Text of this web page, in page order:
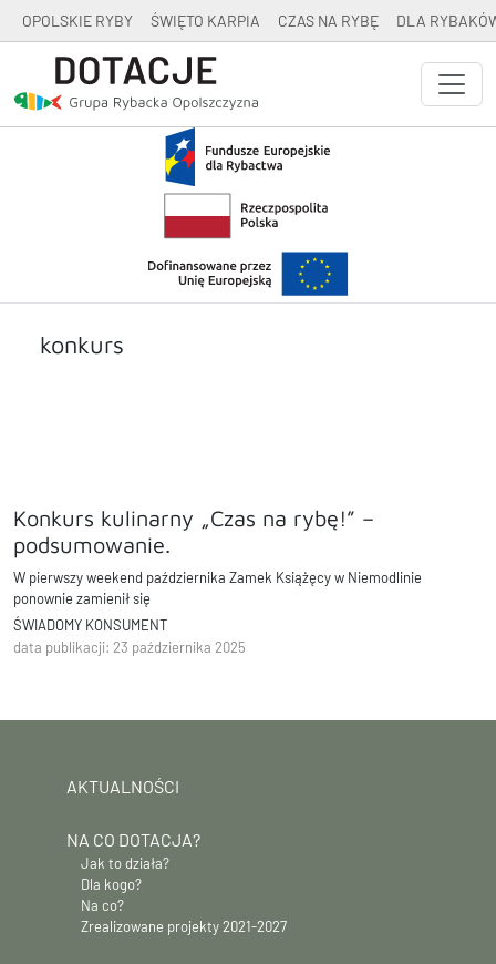
OPOLSKIE RYBY ŚWIĘTO KARPIA CZAS NA RYBĘ DLA
konkurs
Konkurs kulinarny „Czas na rybę!” –
podsumowanie.
W pierwszy weekend października Zamek Książęcy w Niemodlinie
ponownie zamienił się
w centrum kulinarnego świata.
ŚWIADOMY KONSUMENT
data publikacji: 23 października 2025
AKTUALNOŚCI
NA CO DOTACJA?
Jak to działa?
Dla kogo?
Na co?
Zrealizowane projekty 2021-2027